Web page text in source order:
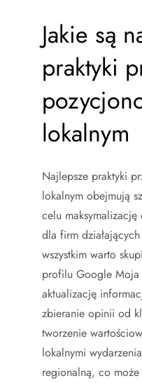
Jakie są
praktyki
lokalnym
Najlepsze praktyki
lokalnym obejmują
celu
dla firm
wszystkim warto
profilu Google Moja
aktualizację
zbieranie opinii od
tworzenie
lokalnymi
regionalną, co